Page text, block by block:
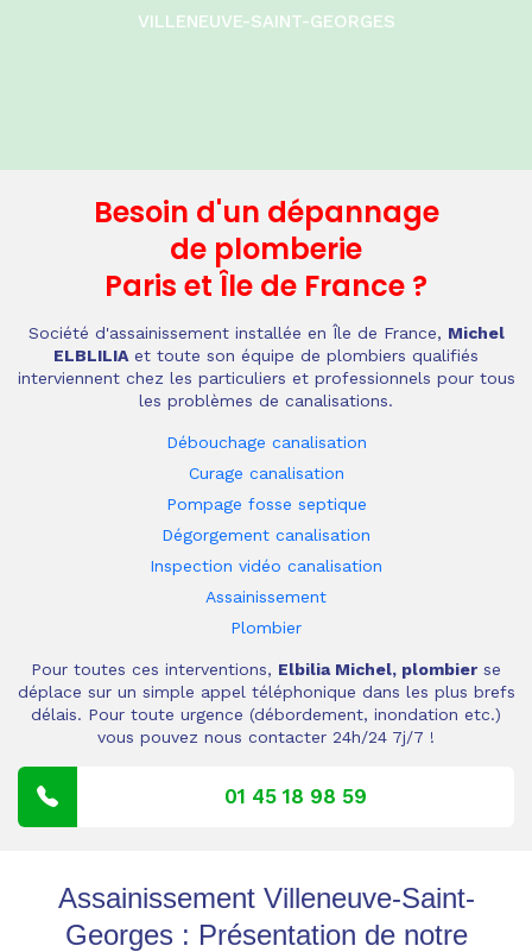
VILLENEUVE-SAINT-GEORGES
Besoin d'un dépannage
de plomberie
Paris et Île de France ?
Société d'assainissement installée en Île de France, Michel
ELBLILIA et toute son équipe de plombiers qualifiés
interviennent chez les particuliers et professionnels pour tous
les problèmes de canalisations.
Débouchage canalisation
Curage canalisation
Pompage fosse septique
Dégorgement canalisation
Inspection vidéo canalisation
Assainissement
Plombier
Pour toutes ces interventions, Elbilia Michel, plombier se
déplace sur un simple appel téléphonique dans les plus brefs
délais. Pour toute urgence (débordement, inondation etc.)
vous pouvez nous contacter 24h/24 7j/7 !
01 45 18 98 59
Assainissement Villeneuve-Saint-
Georges : Présentation de notre